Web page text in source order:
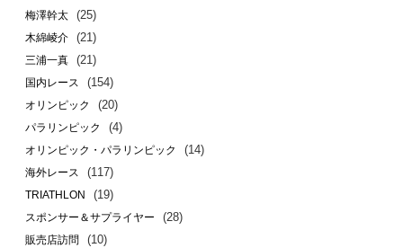
梅澤幹太 (25)
木綿崚介 (21)
三浦一真 (21)
国内レース (154)
オリンピック (20)
パラリンピック (4)
オリンピック・パラリンピック (14)
海外レース (117)
TRIATHLON (19)
スポンサー＆サプライヤー (28)
販売店訪問 (10)